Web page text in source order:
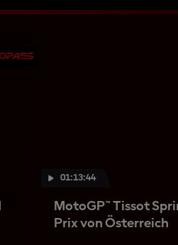
01:13:44
MotoGP™ Tissot
Prix von Österreich